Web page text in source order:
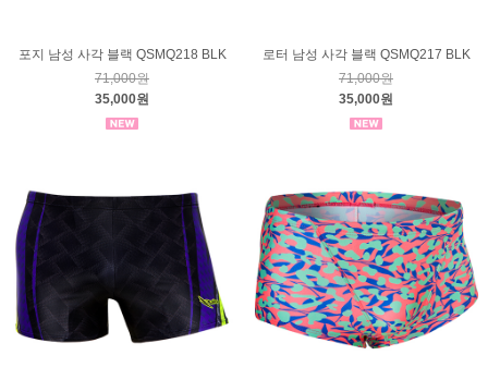
포지 남성 사각 블랙 QSMQ218 BLK
71,000원
35,000원
로터 남성 사각 블랙 QSMQ217 BLK
71,000원
35,000원